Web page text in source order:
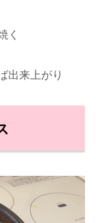
く
出来上がり